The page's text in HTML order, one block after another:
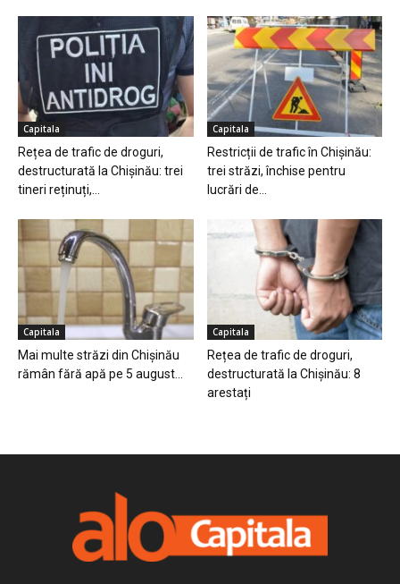
Capitala
Rețea de trafic de droguri,
destructurată la Chișinău: trei
tineri reținuți,...
Capitala
Restricții de trafic în Chișinău:
trei străzi, închise pentru
lucrări de...
Capitala
Mai multe străzi din Chișinău
rămân fără apă pe 5 august...
Capitala
Rețea de trafic de droguri,
destructurată la Chișinău: 8
arestați